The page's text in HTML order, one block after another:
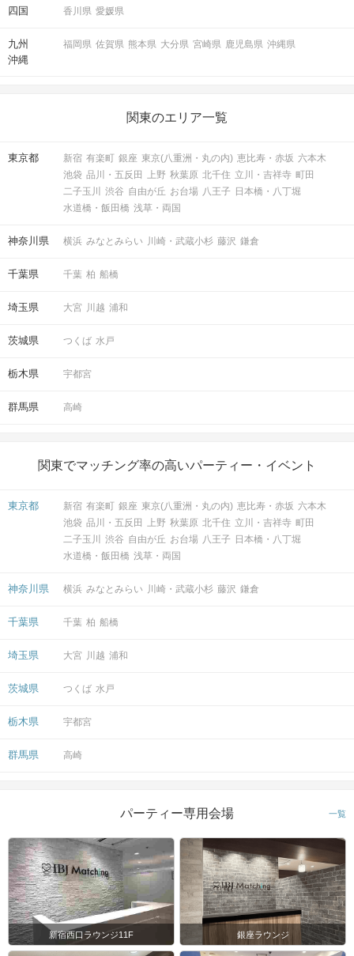
四国 香川県 愛媛県
九州
沖縄
福岡県 佐賀県 熊本県 大分県 宮崎県 鹿児島県 沖縄県
関東のエリア一覧
東京都 新宿 有楽町 銀座 東京(八重洲・丸の内) 恵比寿・赤坂 六本木
池袋 品川・五反田 上野 秋葉原 北千住 立川・吉祥寺 町田
二子玉川
渋谷 自由が丘 お台場 八王子 日本橋・八丁堀
水道橋・飯田橋 浅草・両国
神奈川県 横浜 みなとみらい 川崎・武蔵小杉 藤沢 鎌倉
千葉県 千葉 柏 船橋
埼玉県 大宮 川越 浦和
茨城県 つくば 水戸
栃木県 宇都宮
群馬県 高崎
関東でマッチング率の高いパーティー・イベント
東京都 新宿 有楽町 銀座 東京(八重洲・丸の内) 恵比寿・赤坂 六本木
池袋 品川・五反田 上野 秋葉原 北千住 立川・吉祥寺 町田
二子玉川
渋谷 自由が丘 お台場 八王子 日本橋・八丁堀
水道橋・飯田橋 浅草・両国
神奈川県 横浜 みなとみらい 川崎・武蔵小杉 藤沢 鎌倉
千葉県 千葉 柏 船橋
埼玉県 大宮 川越 浦和
茨城県 つくば 水戸
栃木県 宇都宮
群馬県 高崎
パーティー専用会場 一覧
新宿西口ラウンジ11F 銀座ラウンジ